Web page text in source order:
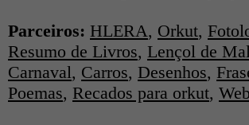
Parceiros: HLERA, Orkut,
Resumo de Livros, Lençol de
Carnaval, Carros, Desenhos,
Poemas, Recados para orkut,